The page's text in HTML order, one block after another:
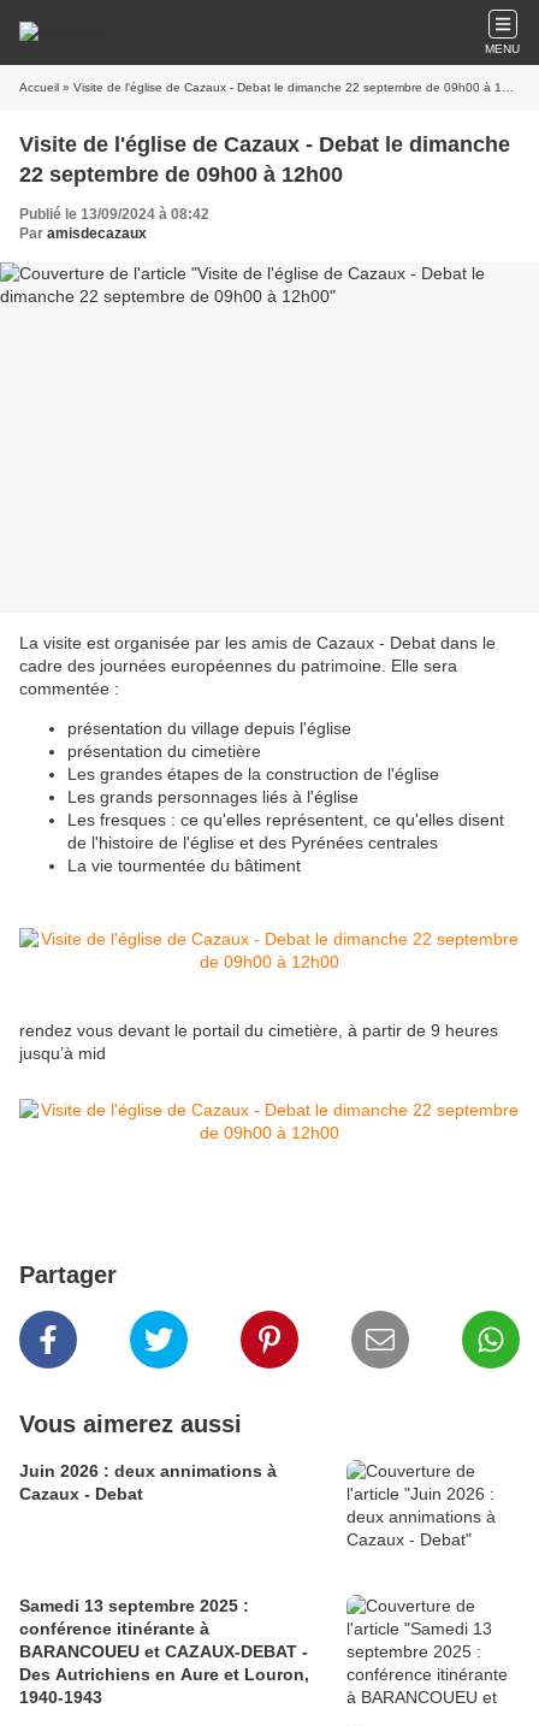
MENU
Accueil » Visite de l'église de Cazaux - Debat le dimanche 22 septembre de 09h00 à 12h00
Visite de l'église de Cazaux - Debat le dimanche
22 septembre de 09h00 à 12h00
Publié le 13/09/2024 à 08:42
Par amisdecazaux
La visite est organisée par les amis de Cazaux - Debat dans le
cadre des journées européennes du patrimoine. Elle sera
commentée :
présentation du village depuis l'église
présentation du cimetière
Les grandes étapes de la construction de l'église
Les grands personnages liés à l'église
Les fresques : ce qu'elles représentent, ce qu'elles disent
de l'histoire de l'église et des Pyrénées centrales
La vie tourmentée du bâtiment
rendez vous devant le portail du cimetière, à partir de 9 heures
jusqu’à mid
Partager
Vous aimerez aussi
Juin 2026 : deux annimations à
Cazaux - Debat
Samedi 13 septembre 2025 :
conférence itinérante à
BARANCOUEU et CAZAUX-DEBAT -
Des Autrichiens en Aure et Louron,
1940-1943